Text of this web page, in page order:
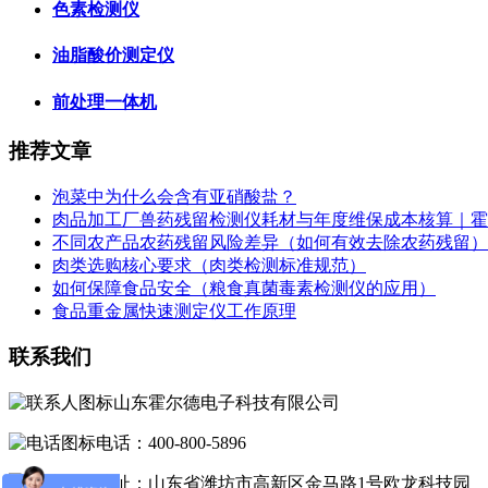
色素检测仪
油脂酸价测定仪
前处理一体机
推荐文章
泡菜中为什么会含有亚硝酸盐？
肉品加工厂兽药残留检测仪耗材与年度维保成本核算｜
不同农产品农药残留风险差异（如何有效去除农药残留）
肉类选购核心要求（肉类检测标准规范）
如何保障食品安全（粮食真菌毒素检测仪的应用）
食品重金属快速测定仪工作原理
联系我们
山东霍尔德电子科技有限公司
电话：400-800-5896
地址：山东省潍坊市高新区金马路1号欧龙科技园